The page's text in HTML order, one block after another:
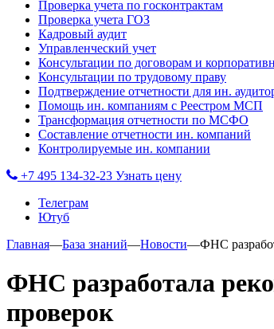
Проверка учета по госконтрактам
Проверка учета ГОЗ
Кадровый аудит
Управленческий учет
Консультации по договорам и
Консультации по трудовому праву
Подтверждение отчетности для ин.
Помощь ин. компаниям с Реестром МСП
Трансформация отчетности по МСФО
Составление отчетности ин. компаний
Контролируемые ин. компании
+7 495 134-32-23 Узнать цену
Телеграм
Ютуб
Главная—База знаний—Новости—ФНС
ФНС разработала
проверок